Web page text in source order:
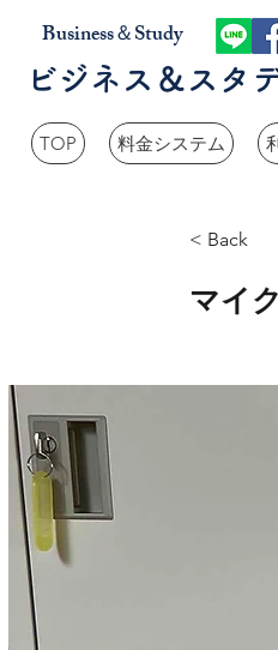
Business＆Study
ビジネス＆スタ
TOP 料金システム
< Back
マイ